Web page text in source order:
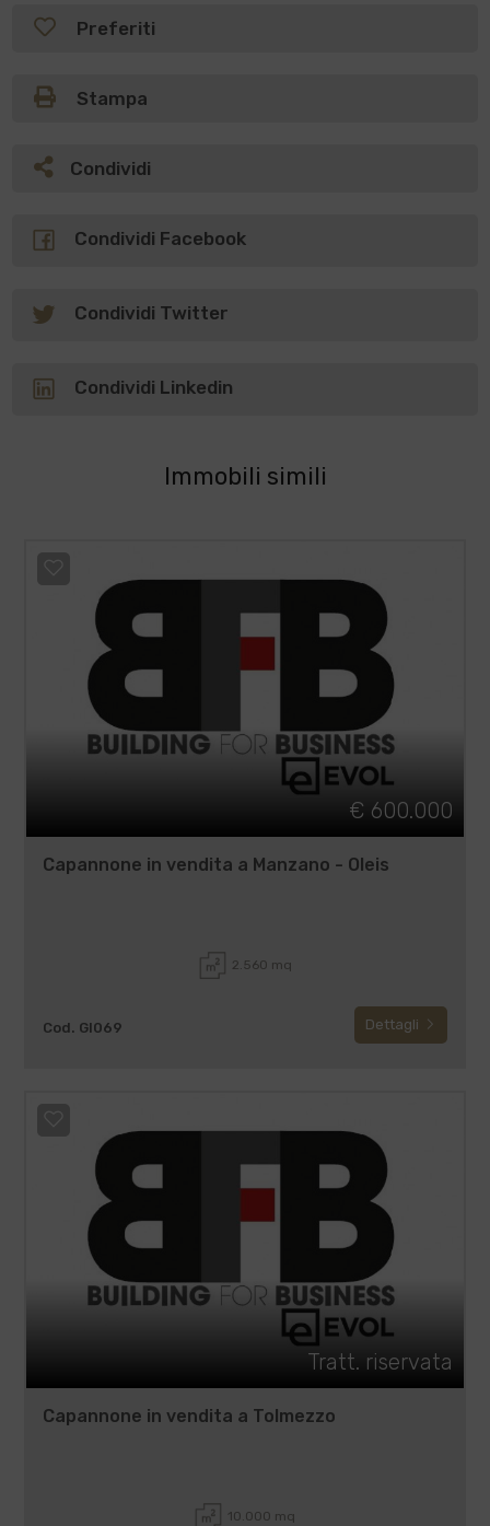
Preferiti
Stampa
Condividi
Condividi Facebook
Condividi Twitter
Condividi Linkedin
Immobili simili
€ 600.000
Capannone in vendita a Manzano - Oleis
2.560 mq
Cod. GI069 Dettagli
Tratt. riservata
Capannone in vendita a Tolmezzo
10.000 mq